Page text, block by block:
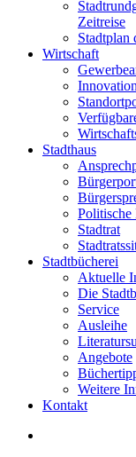
Zeitreise
Stadtplan
Wirtschaft
Stadthaus
Politische
Stadtrat
Stadtbücherei
Aktuelle
Die
Service
Ausleihe
Angebote
Weitere
Kontakt